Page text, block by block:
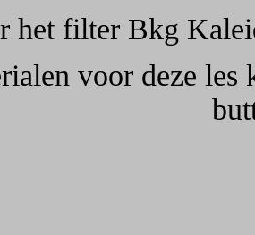
het filter Bkg
voor deze les